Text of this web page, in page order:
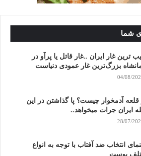
شما
ترین غار ایران ..غار قاتل یا پرآو در
بزرگ‌ترین غار عمودی دنیاست
04/08/
قلعه آدمخوار چیست؟ پا گذاشتن در این
ایران جرات میخواهد..
28/07/
انتخاب ضد آفتاب با توجه به انواع
پوست